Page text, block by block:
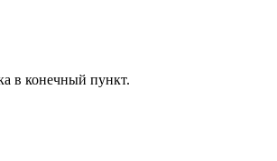
в конечный пункт.